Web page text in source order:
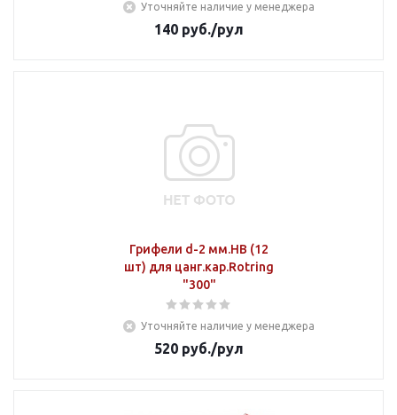
Уточняйте наличие у менеджера
140 руб./рул
Грифели d-2 мм.НВ (12
шт) для цанг.кар.Rotring
"300"
Уточняйте наличие у менеджера
520 руб./рул